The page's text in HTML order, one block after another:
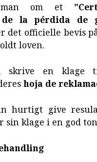
om et
de la pérdida de
det officielle bevis
loven.
skrive en klage
hoja de
hurtigt give
sin klage i en god